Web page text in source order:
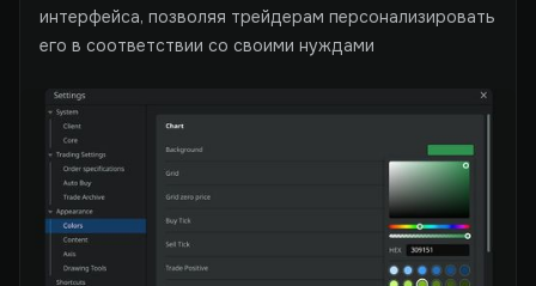
интерфейса, позволяя трейдерам персонализировать
его в соответствии со своими нуждами